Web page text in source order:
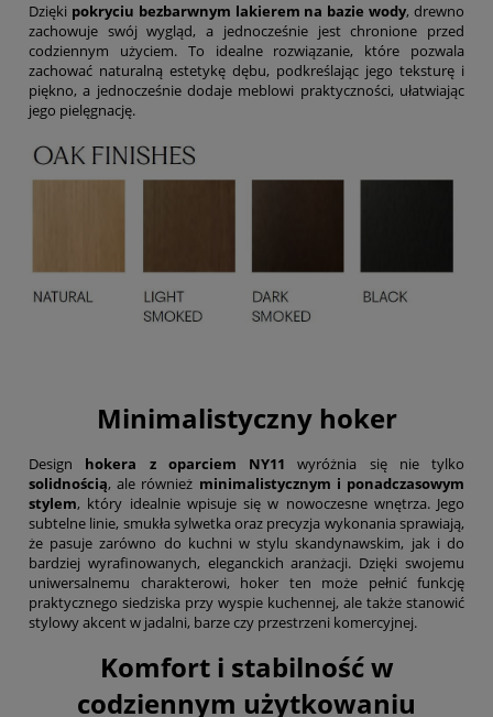
Dzięki pokryciu bezbarwnym lakierem na bazie wody, drewno
zachowuje swój wygląd, a jednocześnie jest chronione przed
codziennym użyciem. To idealne rozwiązanie, które pozwala
zachować naturalną estetykę dębu, podkreślając jego teksturę i
piękno, a jednocześnie dodaje meblowi praktyczności, ułatwiając
jego pielęgnację.
Minimalistyczny hoker
Design hokera z oparciem NY11 wyróżnia się nie tylko
solidnością, ale również minimalistycznym i ponadczasowym
stylem, który idealnie wpisuje się w nowoczesne wnętrza. Jego
subtelne linie, smukła sylwetka oraz precyzja wykonania sprawiają,
że pasuje zarówno do kuchni w stylu skandynawskim, jak i do
bardziej wyrafinowanych, eleganckich aranżacji. Dzięki swojemu
uniwersalnemu charakterowi, hoker ten może pełnić funkcję
praktycznego siedziska przy wyspie kuchennej, ale także stanowić
stylowy akcent w jadalni, barze czy przestrzeni komercyjnej.
Komfort i stabilność w
codziennym użytkowaniu